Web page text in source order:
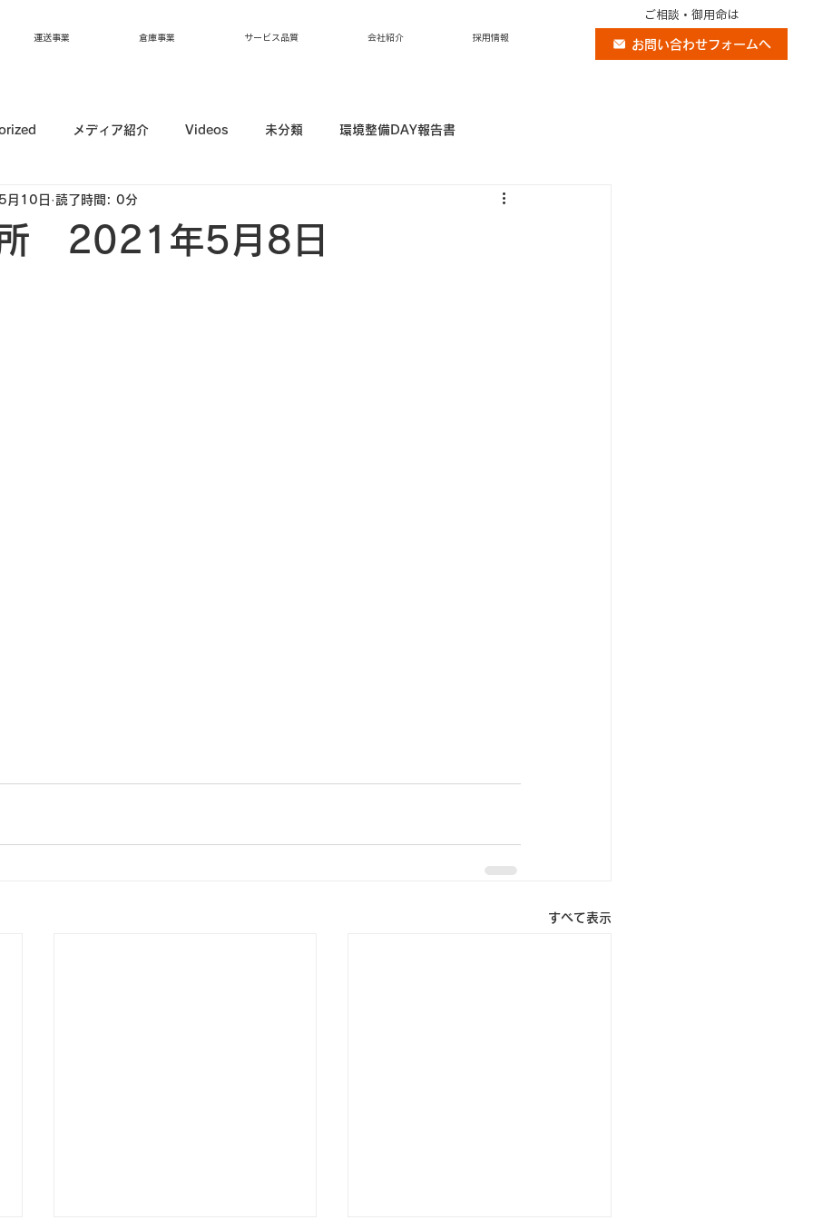
運送事業 倉庫事業 サービス品質 会社紹介 採用情報
ご相談・御用命は
お問い合わせフォームへ
メディア紹介 Videos 未分類 環境整備DAY報告書
所 2021年5月8日
月10日 読了時間: 0分
すべて表示